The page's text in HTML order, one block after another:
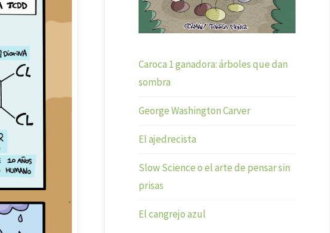
Caroca 1 ganadora: árboles que dan
sombra
George Washington Carver
El ajedrecista
Slow Science o el arte de pensar sin
prisas
El cangrejo azul